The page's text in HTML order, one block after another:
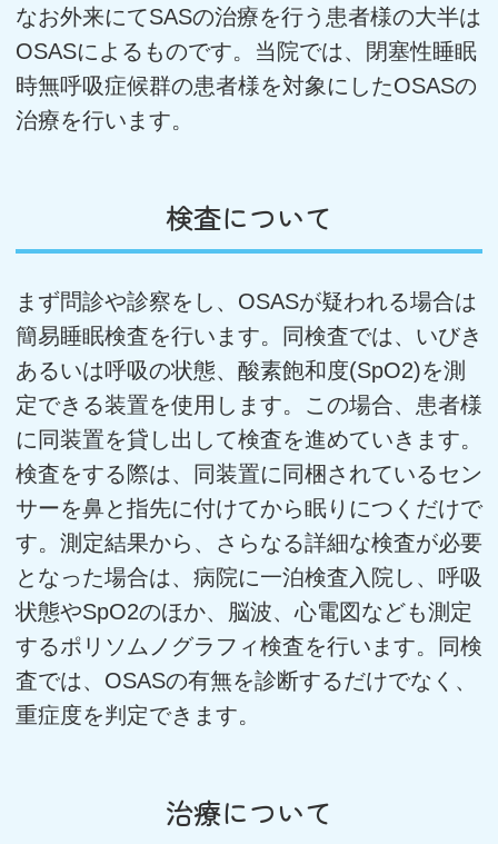
なお外来にてSASの治療を行う患者様の大半は
OSASによるものです。当院では、閉塞性睡眠
時無呼吸症候群の患者様を対象にしたOSASの
治療を行います。
検査について
まず問診や診察をし、OSASが疑われる場合は
簡易睡眠検査を行います。同検査では、いびき
あるいは呼吸の状態、酸素飽和度(SpO2)を測
定できる装置を使用します。この場合、患者様
に同装置を貸し出して検査を進めていきます。
検査をする際は、同装置に同梱されているセン
サーを鼻と指先に付けてから眠りにつくだけで
す。測定結果から、さらなる詳細な検査が必要
となった場合は、病院に一泊検査入院し、呼吸
状態やSpO2のほか、脳波、心電図なども測定
するポリソムノグラフィ検査を行います。同検
査では、OSASの有無を診断するだけでなく、
重症度を判定できます。
治療について